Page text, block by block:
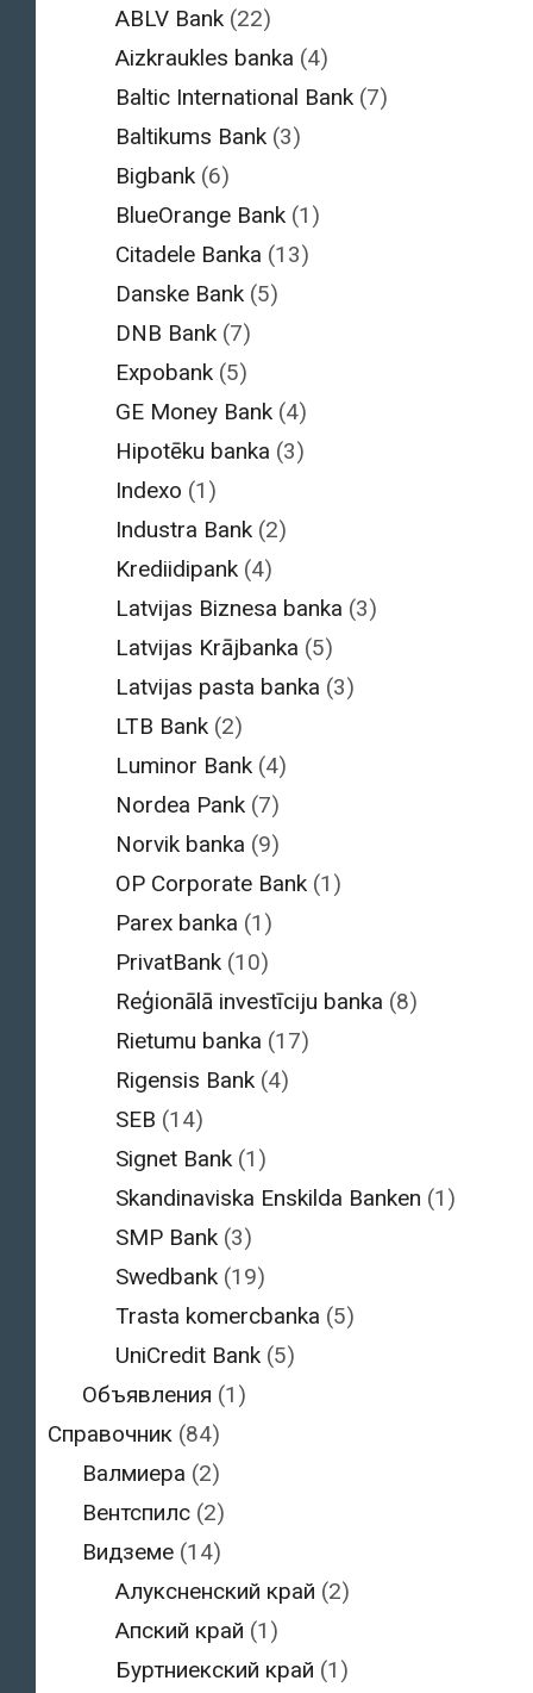
ABLV Bank (22)
Aizkraukles banka (4)
Baltic International Bank (7)
Baltikums Bank (3)
Bigbank (6)
BlueOrange Bank (1)
Citadele Banka (13)
Danske Bank (5)
DNB Bank (7)
Expobank (5)
GE Money Bank (4)
Hipotēku banka (3)
Indexo (1)
Industra Bank (2)
Krediidipank (4)
Latvijas Biznesa banka (3)
Latvijas Krājbanka (5)
Latvijas pasta banka (3)
LTB Bank (2)
Luminor Bank (4)
Nordea Pank (7)
Norvik banka (9)
OP Corporate Bank (1)
Parex banka (1)
PrivatBank (10)
Reģionālā investīciju banka (8)
Rietumu banka (17)
Rigensis Bank (4)
SEB (14)
Signet Bank (1)
Skandinaviska Enskilda Banken (1)
SMP Bank (3)
Swedbank (19)
Trasta komercbanka (5)
UniCredit Bank (5)
Объявления (1)
Справочник (84)
Валмиера (2)
Вентспилс(2)
Видземе(14)
Алуксненский край (2)
Апский край (1)
Буртниекский край (1)